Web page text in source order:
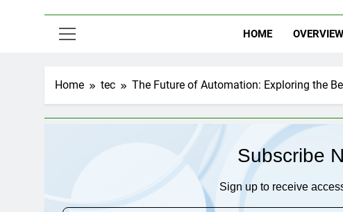
HOME OVERVIEW
Home tec The Future of Automation: Exploring the
Subscribe
Sign up to receive